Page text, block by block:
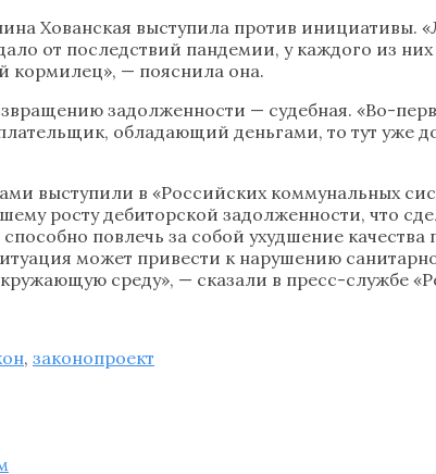
Хованская выступила против инициативы.
от последствий пандемии, у каждого из
кормилец», — пояснила она.
задолженности — судебная. «Во-
обладающий деньгами, то тут уже
выступили в «Российских коммунальных
росту дебиторской задолженности, что
повлечь за собой ухудшение
может привести к нарушению
среду», — сказали в пресс-службе
, законопроект